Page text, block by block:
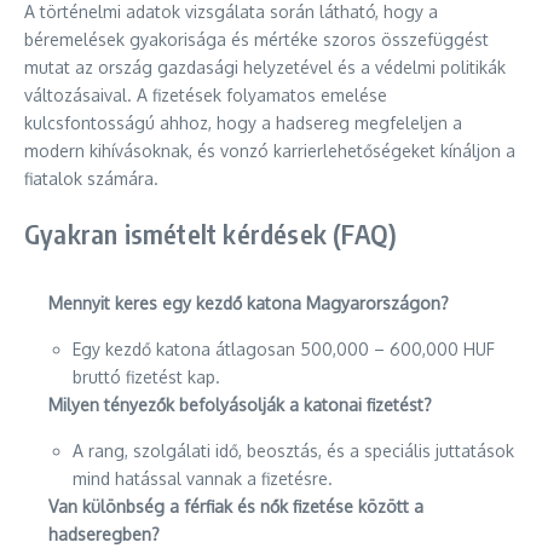
A történelmi adatok vizsgálata során látható, hogy a
béremelések gyakorisága és mértéke szoros összefüggést
mutat az ország gazdasági helyzetével és a védelmi politikák
változásaival. A fizetések folyamatos emelése
kulcsfontosságú ahhoz, hogy a hadsereg megfeleljen a
modern kihívásoknak, és vonzó karrierlehetőségeket kínáljon a
fiatalok számára.
Gyakran ismételt kérdések (FAQ)
Mennyit keres egy kezdő katona Magyarországon?
Egy kezdő katona átlagosan 500,000 – 600,000 HUF
bruttó fizetést kap.
Milyen tényezők befolyásolják a katonai fizetést?
A rang, szolgálati idő, beosztás, és a speciális juttatások
mind hatással vannak a fizetésre.
Van különbség a férfiak és nők fizetése között a
hadseregben?